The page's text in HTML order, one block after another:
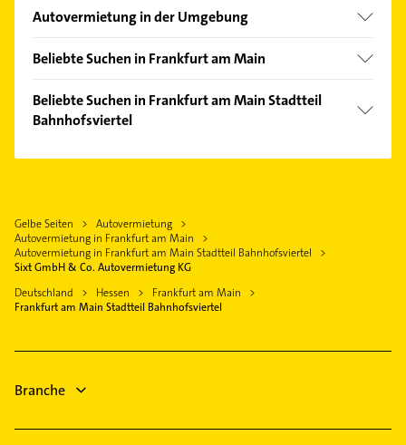
Bockenheim
Fechenheim
Gallus
Gutleutviertel
Niederrad
Oberrad
Ostend
Sachsenhausen
Autovermietung in der Umgebung
Neu-Isenburg
Eschborn Taunus
Sulzbach (Taunus)
Oberursel (Taunus)
Mühlheim am Main
Beliebte Suchen in Frankfurt am Main
Fensterbauer
Fenster
Ärztehaus
Hausarzt
Allgemeinarzt
Arzt
Beliebte Suchen in Frankfurt am Main Stadtteil
Bahnhofsviertel
Gebäudereinigung
Steuerberater
Zahnarzt
Physikalische Therapie
Physiotherapie
Gelbe Seiten
Autovermietung
Autovermietung in Frankfurt am Main
Autovermietung in Frankfurt am Main Stadtteil Bahnhofsviertel
Sixt GmbH & Co. Autovermietung KG
Deutschland
Hessen
Frankfurt am Main
Frankfurt am Main Stadtteil Bahnhofsviertel
Branche